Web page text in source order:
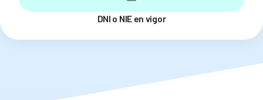
DNI o NIE en vigor